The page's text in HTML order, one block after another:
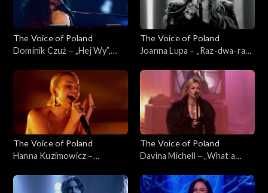
The Voice of Poland
Dominik Czuż – „Hej Wy”,
8 listopada 2025
The Voice of Poland
Joanna Lupa – „Raz-dwa-raz-
Live 1, 8 listopada 2025
The Voice of Poland
Hanna Kuzimowicz –
Voice of Poland”, Live 1, 8
The Voice of Poland
Davina Michell – „What a
Poland”, Live 1, 8 listopada